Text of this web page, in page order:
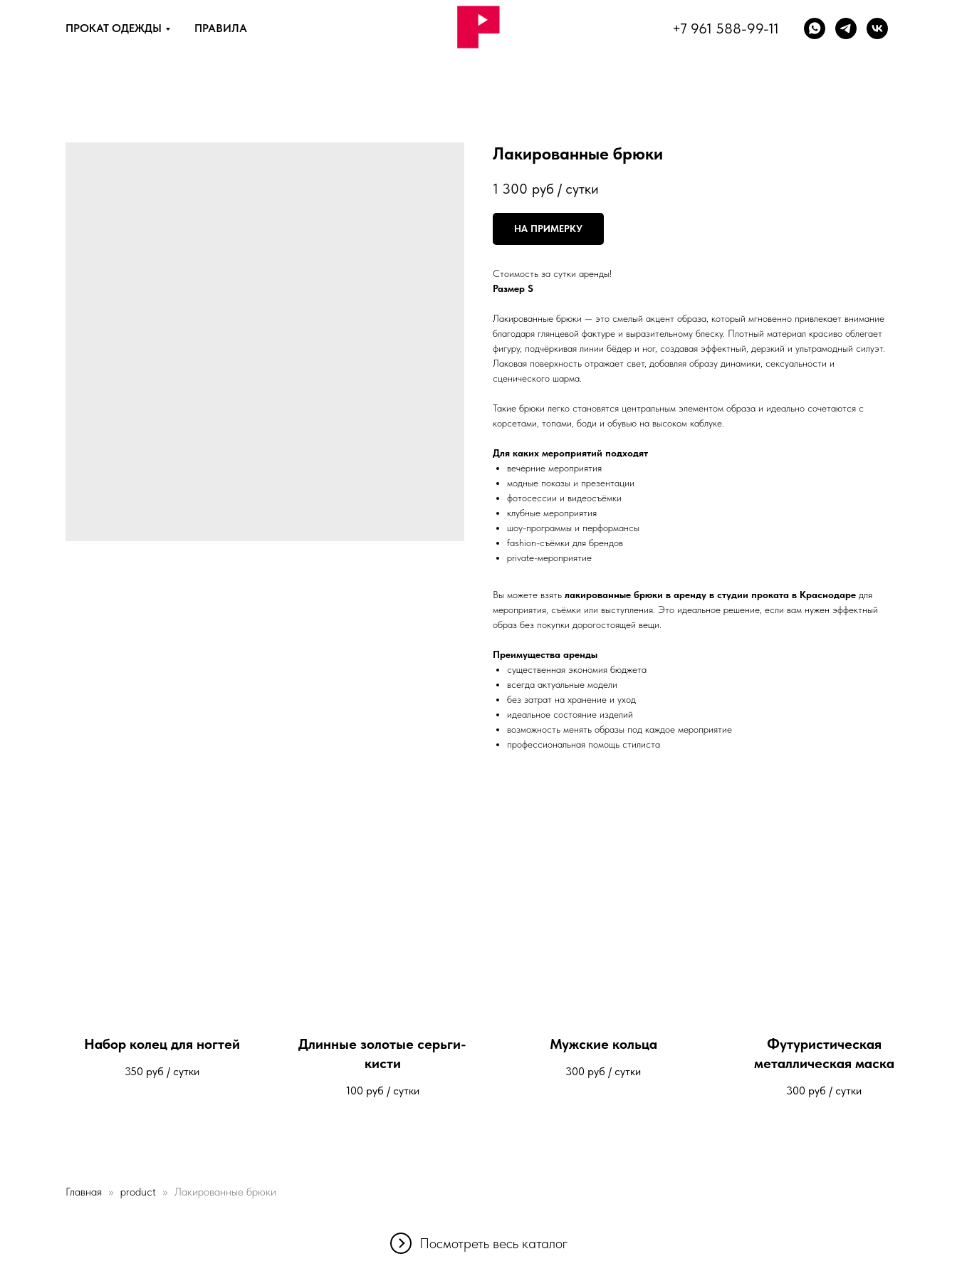
ПРОКАТ ОДЕЖДЫ ПРАВИЛА +7 961 588-99-11
Лакированные брюки
1 300 руб / сутки
НА ПРИМЕРКУ
Стоимость за сутки аренды!
Размер S
Лакированные брюки — это смелый акцент образа, который мгновенно привлекает внимание
благодаря глянцевой фактуре и выразительному блеску. Плотный материал красиво облегает
фигуру, подчёркивая линии бёдер и ног, создавая эффектный, дерзкий и ультрамодный силуэт.
Лаковая поверхность отражает свет, добавляя образу динамики, сексуальности и
сценического шарма.
Такие брюки легко становятся центральным элементом образа и идеально сочетаются с
корсетами, топами, боди и обувью на высоком каблуке.
Для каких мероприятий подходят
вечерние мероприятия
модные показы и презентации
фотосессии и видеосъёмки
клубные мероприятия
шоу-программы и перформансы
fashion-съёмки для брендов
private-мероприятие
Вы можете взять лакированные брюки в аренду в студии проката в Краснодаре для
мероприятия, съёмки или выступления. Это идеальное решение, если вам нужен эффектный
образ без покупки дорогостоящей вещи.
Преимущества аренды
существенная экономия бюджета
всегда актуальные модели
без затрат на хранение и уход
идеальное состояние изделий
возможность менять образы под каждое мероприятие
профессиональная помощь стилиста
Набор колец для ногтей
350 руб / сутки
Длинные золотые серьги-
кисти
100 руб / сутки
Мужские кольца
300 руб / сутки
Футуристическая
металлическая маска
300 руб / сутки
Главная product Лакированные брюки
Посмотреть весь каталог